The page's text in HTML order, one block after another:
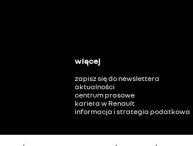
więcej
zapisz się do newslettera
aktualności
centrum prasowe
kariera w Renault
informacja i strategia podatkowa